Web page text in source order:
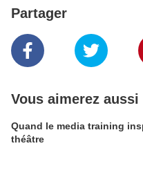
Partager
Vous aimerez aussi
Quand le media training
théâtre